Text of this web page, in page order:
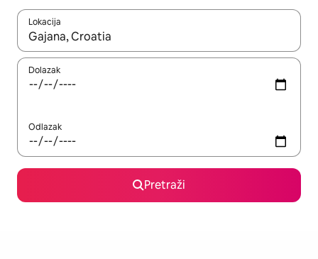
Lokacija
Kada budu dostupni rezultati, moći ćete ih pregledati
Dolazak
Odlazak
Pretraži